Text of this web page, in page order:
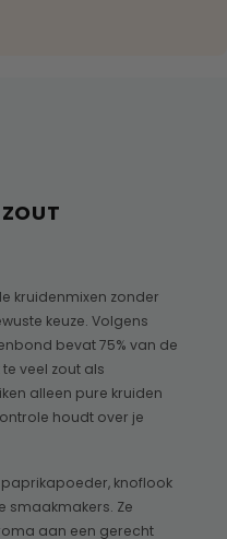
kruidenmixen zonder
keuze. Volgens
bevat 75% van de
veel zout als
alleen pure kruiden
houdt over je
knoflook
smaakmakers. Ze
aan een gerecht